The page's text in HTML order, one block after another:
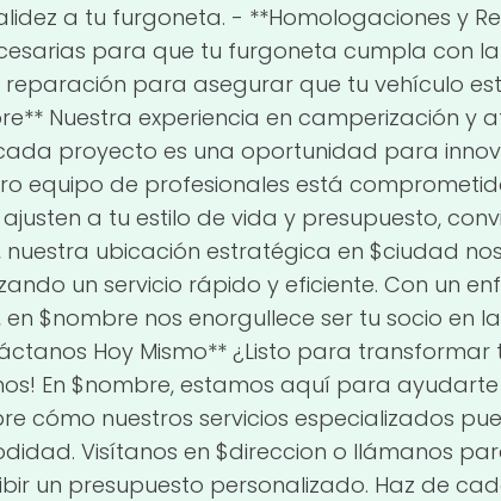
a tu furgoneta. - **Homologaciones y
para que tu furgoneta cumpla con
reparación para asegurar que tu vehículo
Nuestra experiencia en camperización y
proyecto es una oportunidad para
equipo de profesionales está
a tu estilo de vida y presupuesto,
nuestra ubicación estratégica en $ciudad
un servicio rápido y eficiente. Con un
$nombre nos enorgullece ser tu socio en
Hoy Mismo** ¿Listo para
En $nombre, estamos aquí para
cómo nuestros servicios especializados
Visítanos en $direccion o llámanos
un presupuesto personalizado. Haz de